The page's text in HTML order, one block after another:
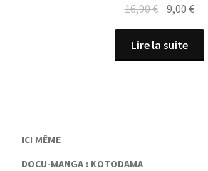
16,90€ Le
prix
initial
était :
9,00€Le
prix
est :
Lire la suite
ICI MÊME
DOCU-MANGA : KOTODAMA